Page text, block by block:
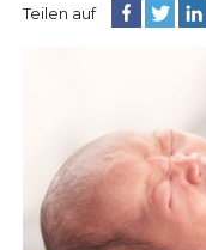
Teilen auf DieseDiese